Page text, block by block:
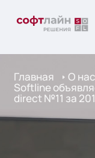
Главная О нас
Softline
direct №11 за